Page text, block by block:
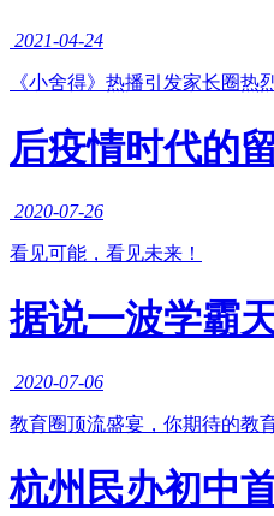
2021-04-24
《小舍得》热播引发家长圈
后疫情时代的
2020-07-26
看见可能，看见未来！
据说一波学霸
2020-07-06
教育圈顶流盛宴，你期待的教
杭州民办初中